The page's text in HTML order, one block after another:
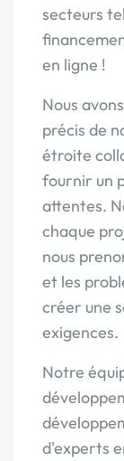
secteurs
en ligne !
Nous
précis de
étroite
fournir un
attentes.
chaque
nous
et les
créer une
exigences.
Notre
d'experts